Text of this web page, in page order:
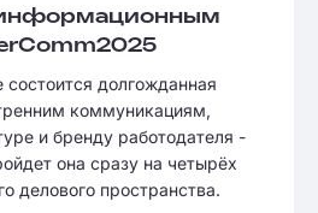
информационным
долгожданная
коммуникациям,
и бренду работодателя -
она сразу на четырёх
делового пространства.